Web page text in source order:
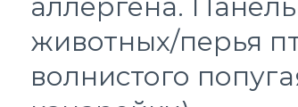
животных/перья
волнистого